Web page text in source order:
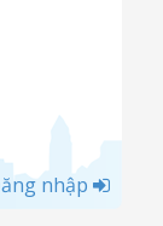
nhập